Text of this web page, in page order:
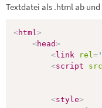
Textdatei als .html ab und
<html>
<head>
<link rel=
<script src
<style>